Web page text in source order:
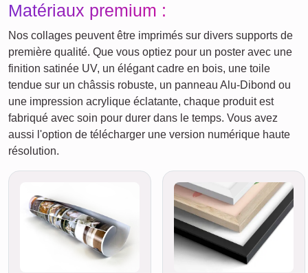
Matériaux premium :
Nos collages peuvent être imprimés sur divers supports de
première qualité. Que vous optiez pour un poster avec une
finition satinée UV, un élégant cadre en bois, une toile
tendue sur un châssis robuste, un panneau Alu-Dibond ou
une impression acrylique éclatante, chaque produit est
fabriqué avec soin pour durer dans le temps. Vous avez
aussi l'option de télécharger une version numérique haute
résolution.